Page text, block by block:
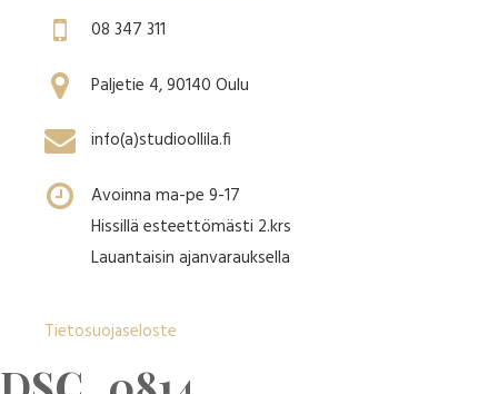
08 347 311
Paljetie 4, 90140 Oulu
info(a)studioollila.fi
Avoinna ma-pe 9-17
Hissillä esteettömästi 2.krs
Lauantaisin ajanvarauksella
Tietosuojaseloste